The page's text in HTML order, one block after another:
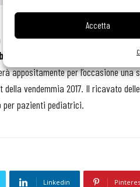
Accetta
già individuato il vino e la realtà
Vitæ 2020 sarà un’edizione
appositamente per l’occasione
vendemmia 2017. Il ricavato
per pazienti pediatrici.
Linkedin